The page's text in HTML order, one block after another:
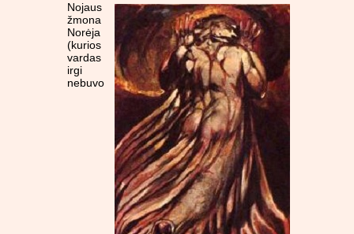
Nojaus
žmona
Norėja
(kurios
vardas
irgi
nebuvo